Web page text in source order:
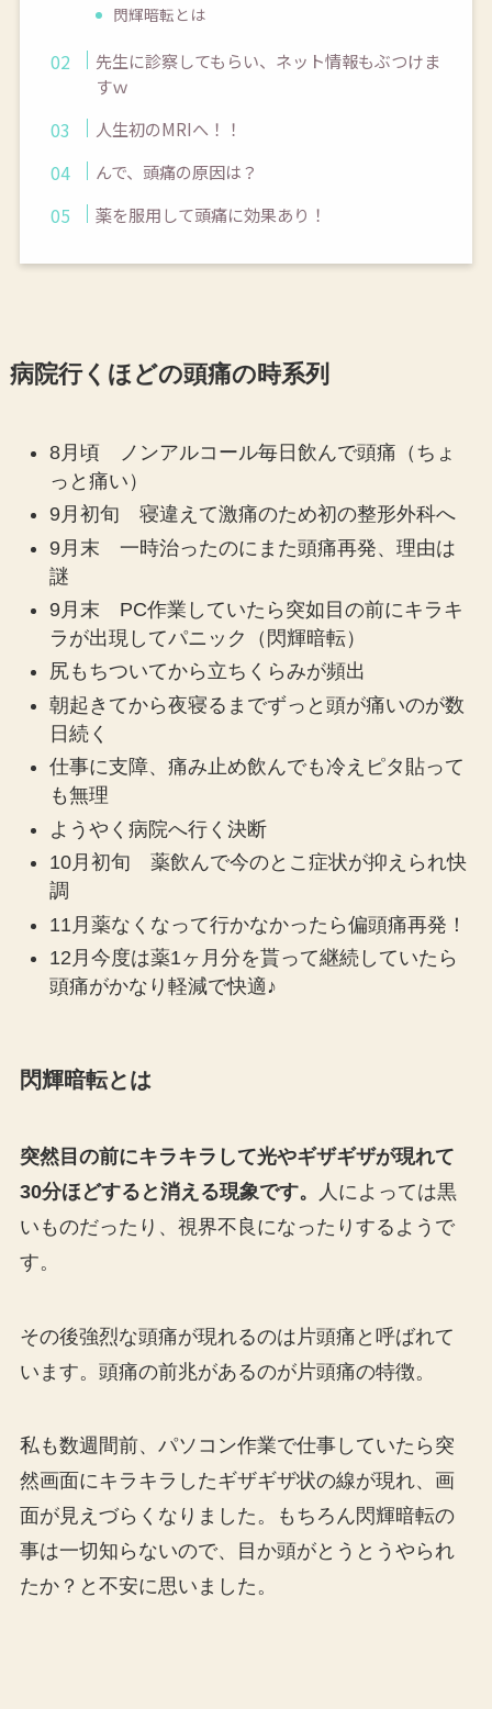
閃輝暗転とは
先生に診察してもらい、ネット情報もぶつけま
すｗ
人生初のMRIへ！！
んで、頭痛の原因は？
薬を服用して頭痛に効果あり！
病院行くほどの頭痛の時系列
8月頃 ノンアルコール毎日飲んで頭痛（ちょ
っと痛い）
9月初旬 寝違えて激痛のため初の整形外科へ
9月末 一時治ったのにまた頭痛再発、理由は
謎
9月末 PC作業していたら突如目の前にキラキ
ラが出現してパニック（閃輝暗転）
尻もちついてから立ちくらみが頻出
朝起きてから夜寝るまでずっと頭が痛いのが数
日続く
仕事に支障、痛み止め飲んでも冷えピタ貼って
も無理
ようやく病院へ行く決断
10月初旬 薬飲んで今のとこ症状が抑えられ快
調
11月薬なくなって行かなかったら偏頭痛再発！
12月今度は薬1ヶ月分を貰って継続していたら
頭痛がかなり軽減で快適♪
閃輝暗転とは
突然目の前にキラキラして光やギザギザが現れて
30分ほどすると消える現象です。
人によっては黒
いものだったり、視界不良になったりするようで
す。
その後強烈な頭痛が現れるのは片頭痛と呼ばれて
います。頭痛の前兆があるのが片頭痛の特徴。
私も数週間前、パソコン作業で仕事していたら突
然画面にキラキラしたギザギザ状の線が現れ、画
面が見えづらくなりました。もちろん閃輝暗転の
事は一切知らないので、目か頭がとうとうやられ
たか？と不安に思いました。